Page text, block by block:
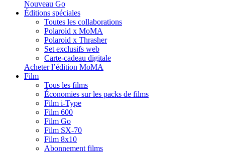
Nouveau Go
Éditions spéciales
Toutes les collaborations
Polaroid x MoMA
Polaroid x Thrasher
Set exclusifs web
Carte-cadeau digitale
Acheter l’édition MoMA
Film
Tous les films
Économies sur les packs de films
Film i-Type
Film 600
Film Go
Film SX-70
Film 8x10
Abonnement films